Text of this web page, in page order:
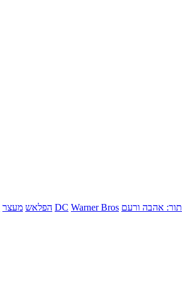
תור: אהבה ורעם DC Warner Bros הפלאש מעצר